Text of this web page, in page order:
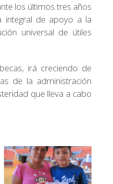
los últimos tres años
integral de apoyo a la
universal de útiles
irá creciendo de
de la administración
que lleva a cabo